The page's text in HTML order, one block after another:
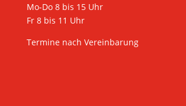
Mo-Do 8 bis 15 Uhr
Fr 8 bis 11 Uhr
Termine nach Vereinbarung